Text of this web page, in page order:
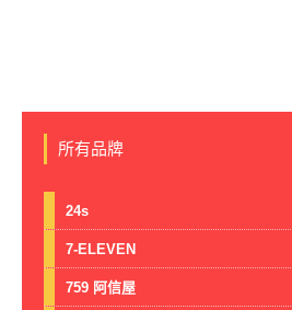
所有品牌
24s
7-ELEVEN
759 阿信屋